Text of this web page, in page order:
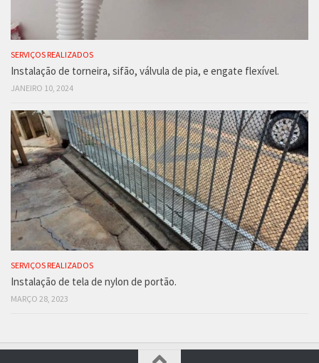
SERVIÇOS REALIZADOS
Instalação de torneira, sifão, válvula de pia, e engate flexível.
JANEIRO 10, 2024
SERVIÇOS REALIZADOS
Instalação de tela de nylon de portão.
MARÇO 28, 2023